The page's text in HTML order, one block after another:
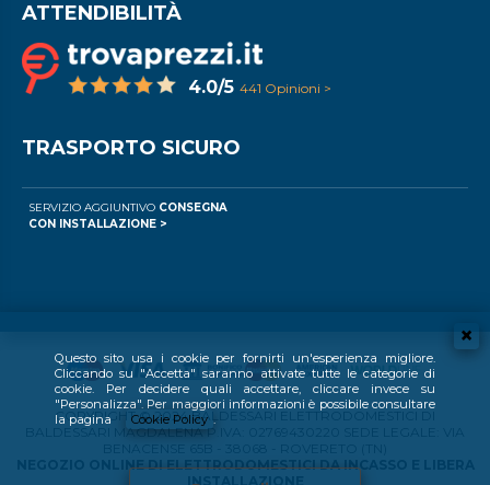
Questo sito usa i cookie per fornirti un'esperienza migliore.
Cliccando su "Accetta" saranno attivate tutte le categorie di
cookie. Per decidere quali accettare, cliccare invece su
"Personalizza". Per maggiori informazioni è possibile consultare
la pagina
Cookie Policy .
ATTENDIBILITÀ
4.0/5 441 Opinioni >
TRASPORTO SICURO
SERVIZIO AGGIUNTIVO CONSEGNA
CON INSTALLAZIONE >
COPYRIGHT © 2024 BALDESSARI ELETTRODOMESTICI DI
BALDESSARI MAGDALENA P.IVA: 02769430220 SEDE LEGALE: VIA
NEGOZIO ONLINE DI ELETTRODOMESTICI DA INCASSO E LIBERA
INSTALLAZIONE